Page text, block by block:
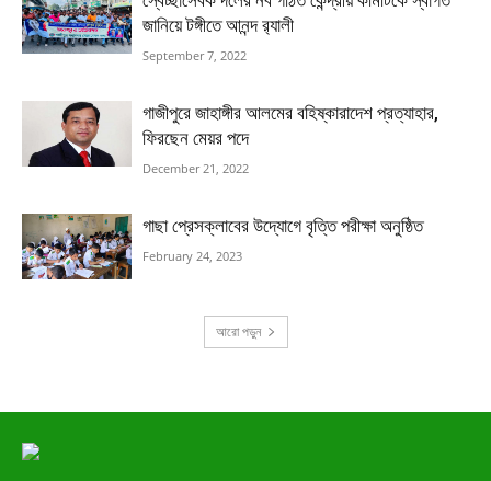
জানিয়ে টঙ্গীতে আনন্দ র‌্যালী
September 7, 2022
গাজীপুরে জাহাঙ্গীর আলমের বহিষ্কারাদেশ প্রত্যাহার,
ফিরছেন মেয়র পদে
December 21, 2022
গাছা প্রেসক্লাবের উদ্যোগে বৃত্তি পরীক্ষা অনুষ্ঠিত
February 24, 2023
আরো পড়ুন